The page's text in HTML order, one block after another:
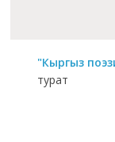
"Кыргыз
турат